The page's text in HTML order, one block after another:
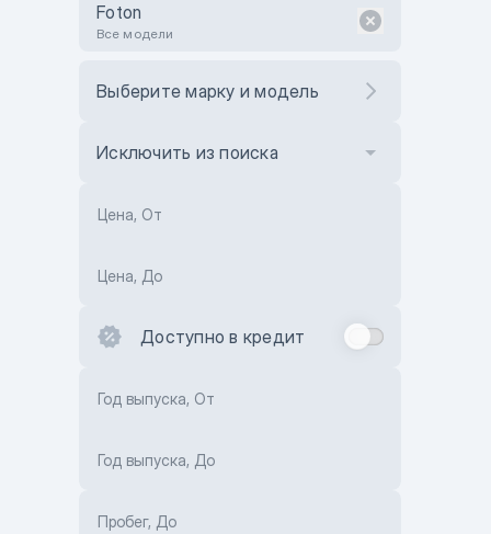
Foton
Все модели
Выберите марку и модель
Исключить из поиска
Цена, От
Цена, До
Доступно в кредит
Год выпуска, От
Год выпуска, До
Пробег, До